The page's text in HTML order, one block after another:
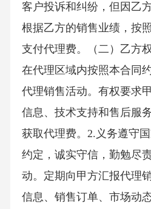
客户投诉和纠纷，但因乙
根据乙方的销售业绩，按
支付代理费。（二）乙方
在代理区域内按照本合同
代理销售活动。有权要求
信息、技术支持和售后服
获取代理费。2.义务遵守
约定，诚实守信，勤勉尽
动。定期向甲方汇报代理
信息、销售订单、市场动